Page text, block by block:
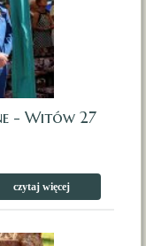
- Witów 27
czytaj więcej